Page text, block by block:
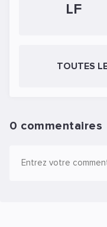
LF
TOUTES
0 commentaires